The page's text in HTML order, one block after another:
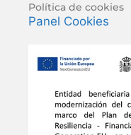
Política de cookies
Panel Cookies